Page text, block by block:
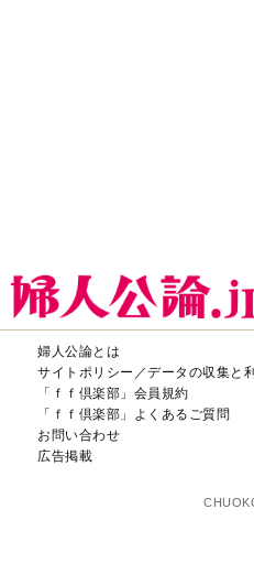
婦人公論とは
サイトポリシー／データの収集と
「ｆｆ倶楽部」会員規約
「ｆｆ倶楽部」よくあるご質問
お問い合わせ
広告掲載